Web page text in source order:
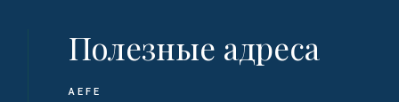
Полезные адреса
AEFE